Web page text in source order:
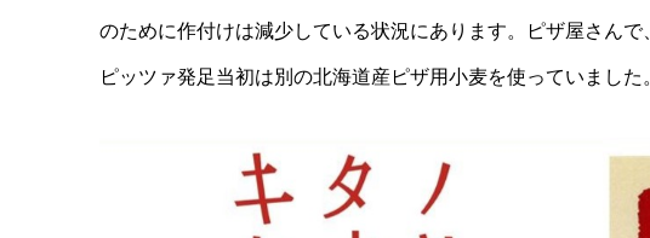
のために作付けは減少している状況にあります。ピザ屋さん
ピッツァ発足当初は別の北海道産ピザ用小麦を使っていました。